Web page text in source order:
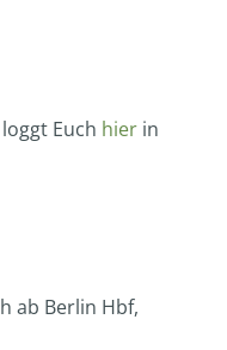
Euch hier in
ab Berlin Hbf,